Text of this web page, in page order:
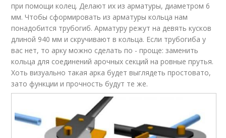
при помощи колец. Делают их из арматуры, диаметром 6
мм. Чтобы сформировать из арматуры кольца нам
понадобится трубогиб. Арматуру режут на девять кусков
длиной 940 мм и скручивают в кольца. Если трубогиба у
вас нет, то арку можно сделать по - проще: заменить
кольца для соединений арочных секций на ровные прутья.
Хоть визуально такая арка будет выглядеть простовато,
зато функции и прочность будут те же.